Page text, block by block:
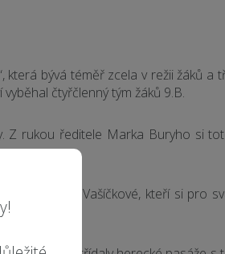
která bývá téměř zcela v režii žáků a
čtyřčlenný tým žáků 9.B.
Z rukou ředitele Marka Buryho si
Michaely Vašíčkové, kteří si pro